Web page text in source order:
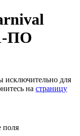
ПО
исключительно для
на страницу
поля